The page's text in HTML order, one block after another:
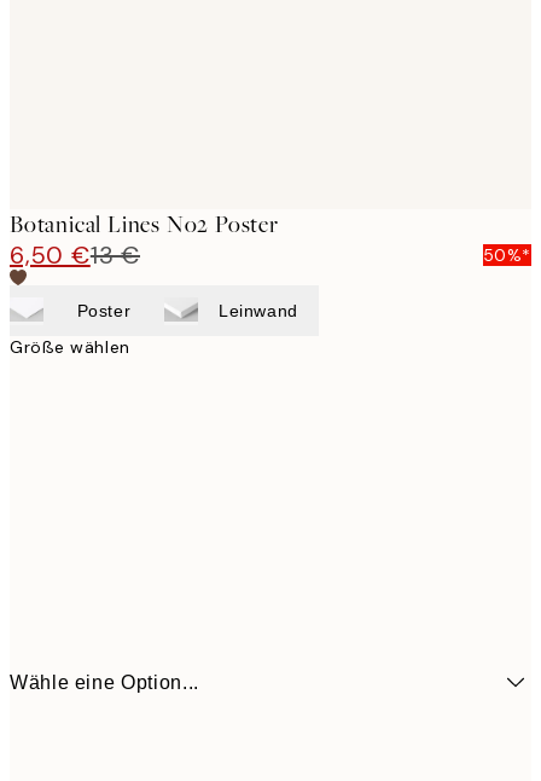
Botanical Lines No2 Poster
6,50 €13 € 50%*
Poster Leinwand
Größe wählen
Wähle eine Option...